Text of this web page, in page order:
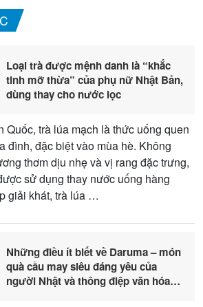
Loại trà được mệnh danh là “khắc
tinh mỡ thừa” của phụ nữ Nhật Bản,
dùng thay cho nước lọc
Quốc, trà lúa mạch là thức uống quen
đình, đặc biệt vào mùa hè. Không
thơm dịu nhẹ và vị rang đặc trưng,
sử dụng thay nước uống hàng
giải khát, trà lúa …
Những điều ít biết về Daruma – món
quà cầu may siêu đáng yêu của
người Nhật và thông điệp văn hóa